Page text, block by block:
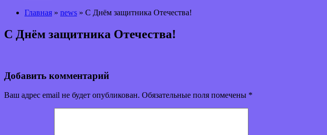
Главная » news » С Днём защитника Отечества!
С Днём защитника Отечества!
Добавить комментарий
Ваш адрес email не будет опубликован. Обязательные поля помечены *